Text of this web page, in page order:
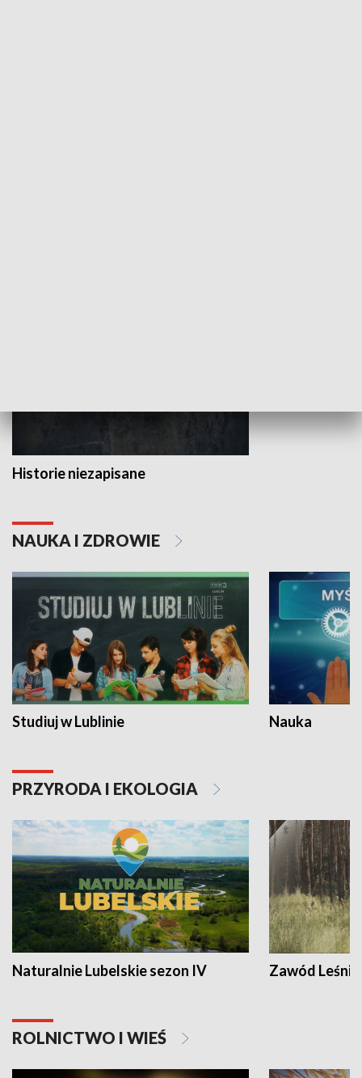
Historie niezapisane
NAUKA I ZDROWIE
Studiuj w Lublinie Nauka
PRZYRODA I EKOLOGIA
Naturalnie Lubelskie sezon IV Zawód Leśnik
ROLNICTWO I WIEŚ